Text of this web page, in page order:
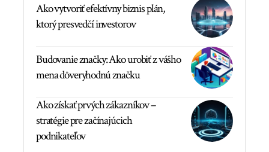
Ako vytvoriť efektívny biznis plán,
ktorý presvedčí investorov
Budovanie značky: Ako urobiť z vášho
mena dôveryhodnú značku
Ako získať prvých zákazníkov –
stratégie pre začínajúcich
podnikateľov